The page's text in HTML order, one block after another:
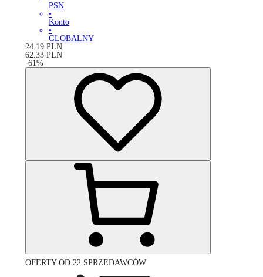
PSN
•
Konto
•
GLOBALNY
24.19 PLN
62.33 PLN
-61 %
OFERTY OD 22 SPRZEDAWCÓW